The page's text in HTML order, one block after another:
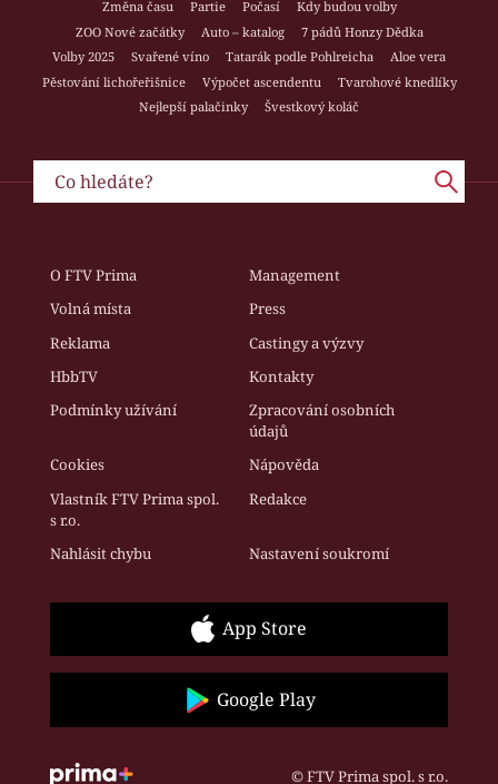
Změna času
Partie Počasí
Kdy budou volby
ZOO Nové začátky
Auto – katalog
7 pádů Honzy Dědka
Volby 2025
Svařené víno Tatarák podle Pohlreicha
Aloe vera
Pěstování lichořeřišnice
Výpočet ascendentu
Tvarohové knedlíky
Nejlepší palačinky
Švestkový koláč
O FTV Prima
Management
Volná místa
Press
Reklama
Castingy a výzvy
HbbTV
Kontakty
Podmínky užívání
Zpracování osobních
údajů
Cookies
Nápověda
Vlastník FTV Prima spol.
s r.o.
Redakce
Nahlásit chybu Nastavení soukromí
App Store
Google Play
© FTV Prima spol. s r.o.